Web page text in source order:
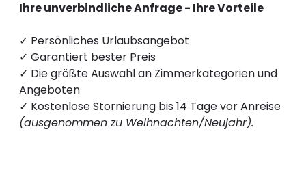
Ihre unverbindliche Anfrage - Ihre Vorteile
✓ Persönliches Urlaubsangebot
✓ Garantiert bester Preis
✓ Die größte Auswahl an Zimmerkategorien und
Angeboten
✓ Kostenlose Stornierung bis 14 Tage vor Anreise
(ausgenommen zu Weihnachten/Neujahr).